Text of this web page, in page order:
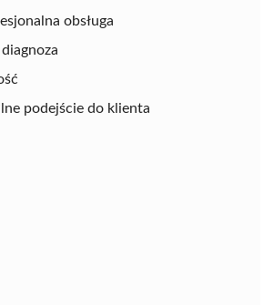
obsługa
podejście do klienta